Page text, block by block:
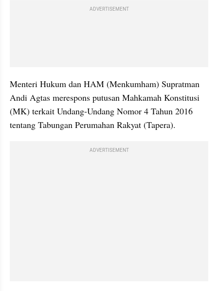
ADVERTISEMENT
Menteri Hukum dan HAM (Menkumham) Supratman
Andi Agtas merespons putusan Mahkamah Konstitusi
(MK) terkait Undang-Undang Nomor 4 Tahun 2016
tentang Tabungan Perumahan Rakyat (Tapera).
ADVERTISEMENT